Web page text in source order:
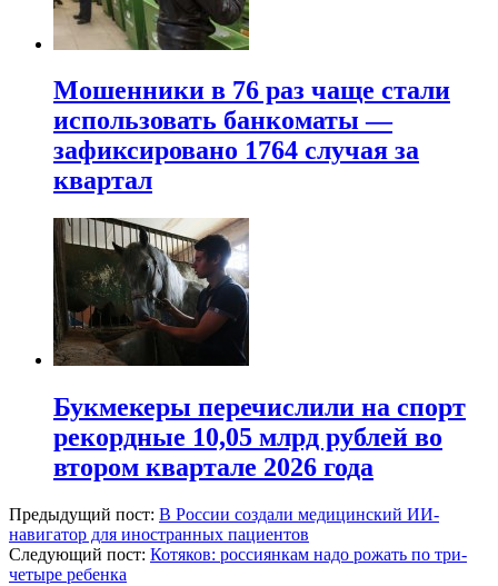
Мошенники в 76 раз чаще стали
использовать банкоматы —
зафиксировано 1764 случая за
квартал
Букмекеры перечислили на спорт
рекордные 10,05 млрд рублей во
втором квартале 2026 года
Предыдущий пост: В России создали медицинский ИИ-
навигатор для иностранных пациентов
Следующий пост: Котяков: россиянкам надо рожать по три-
четыре ребенка